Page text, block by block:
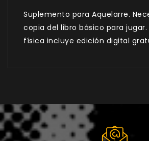
Suplemento para Aquelarre.
copia del libro básico para jugar.
física incluye edición digital